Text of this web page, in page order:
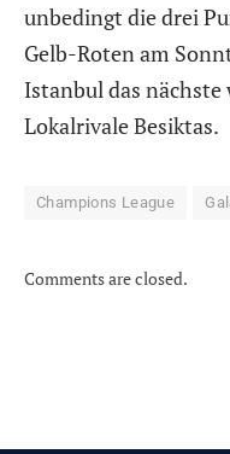
unbedingt die drei
Gelb-Roten am
Istanbul das nächste
Lokalrivale Besiktas.
Champions League
Comments are closed.